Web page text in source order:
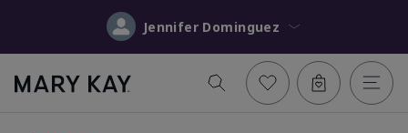
Jennifer Dominguez